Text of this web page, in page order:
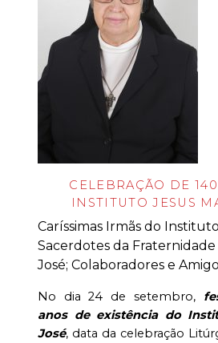
CELEBRAÇÃO DE
INSTITUTO JESUS
Caríssimas Irmãs do
Sacerdotes da Fraternidade
José; Colaboradores e
No dia 24 de setembro,
anos de existência do
José, data da celebração